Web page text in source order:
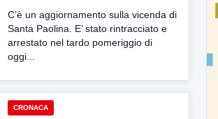
C’è un aggiornamento sulla vicenda di
Santa Paolina. E’ stato rintracciato e
arrestato nel tardo pomeriggio di
oggi...
CRONACA